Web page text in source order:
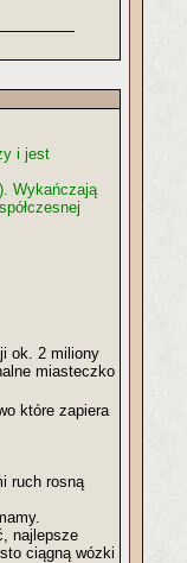
i jest
Wykańczają
ok. 2 miliony
miasteczko
które zapiera
ruch rosną
najlepsze
ciągną wózki